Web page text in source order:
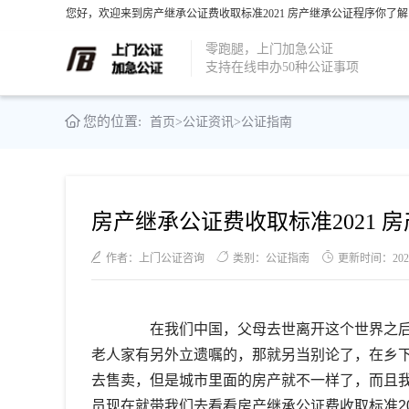
您好，欢迎来到房产继承公证费收取标准2021 房产继承公证程序你了
零跑腿，上门加急公证
支持在线申办50种公证事项
您的位置: 首页>公证资讯>公证指南
房产继承公证费收取标准2021
作者：上门公证咨询 类别：公证指南 更新时间：
在我们中国，父母去世离开这个世界之后
老人家有另外立遗嘱的，那就另当别论了，在乡
去售卖，但是城市里面的房产就不一样了，而且
员现在就带我们去看看房产继承公证费收取标准